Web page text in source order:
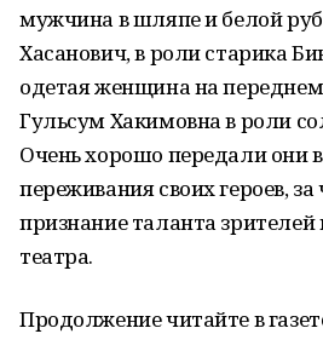
мужчина в шляпе и белой
Хасанович, в роли старика
одетая женщина на переднем
Гульсум Хакимовна в роли
Очень хорошо передали они
переживания своих героев,
признание таланта
театра.
Продолжение читайте в